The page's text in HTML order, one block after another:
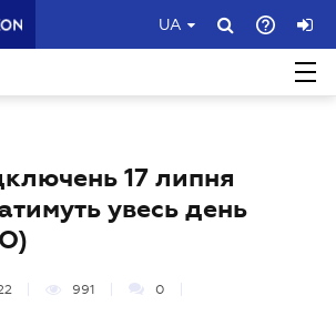
UA
17 липня
увесь день
991 0